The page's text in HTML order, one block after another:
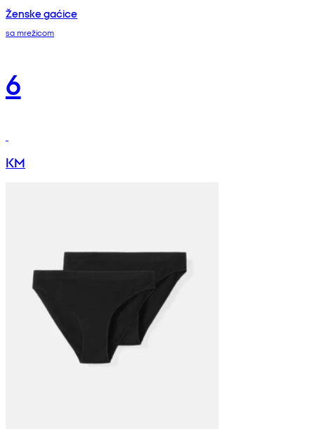
Ženske gaćice
sa mrežicom
6
KM